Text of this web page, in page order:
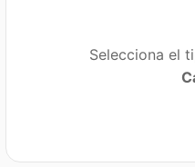
Selecciona el